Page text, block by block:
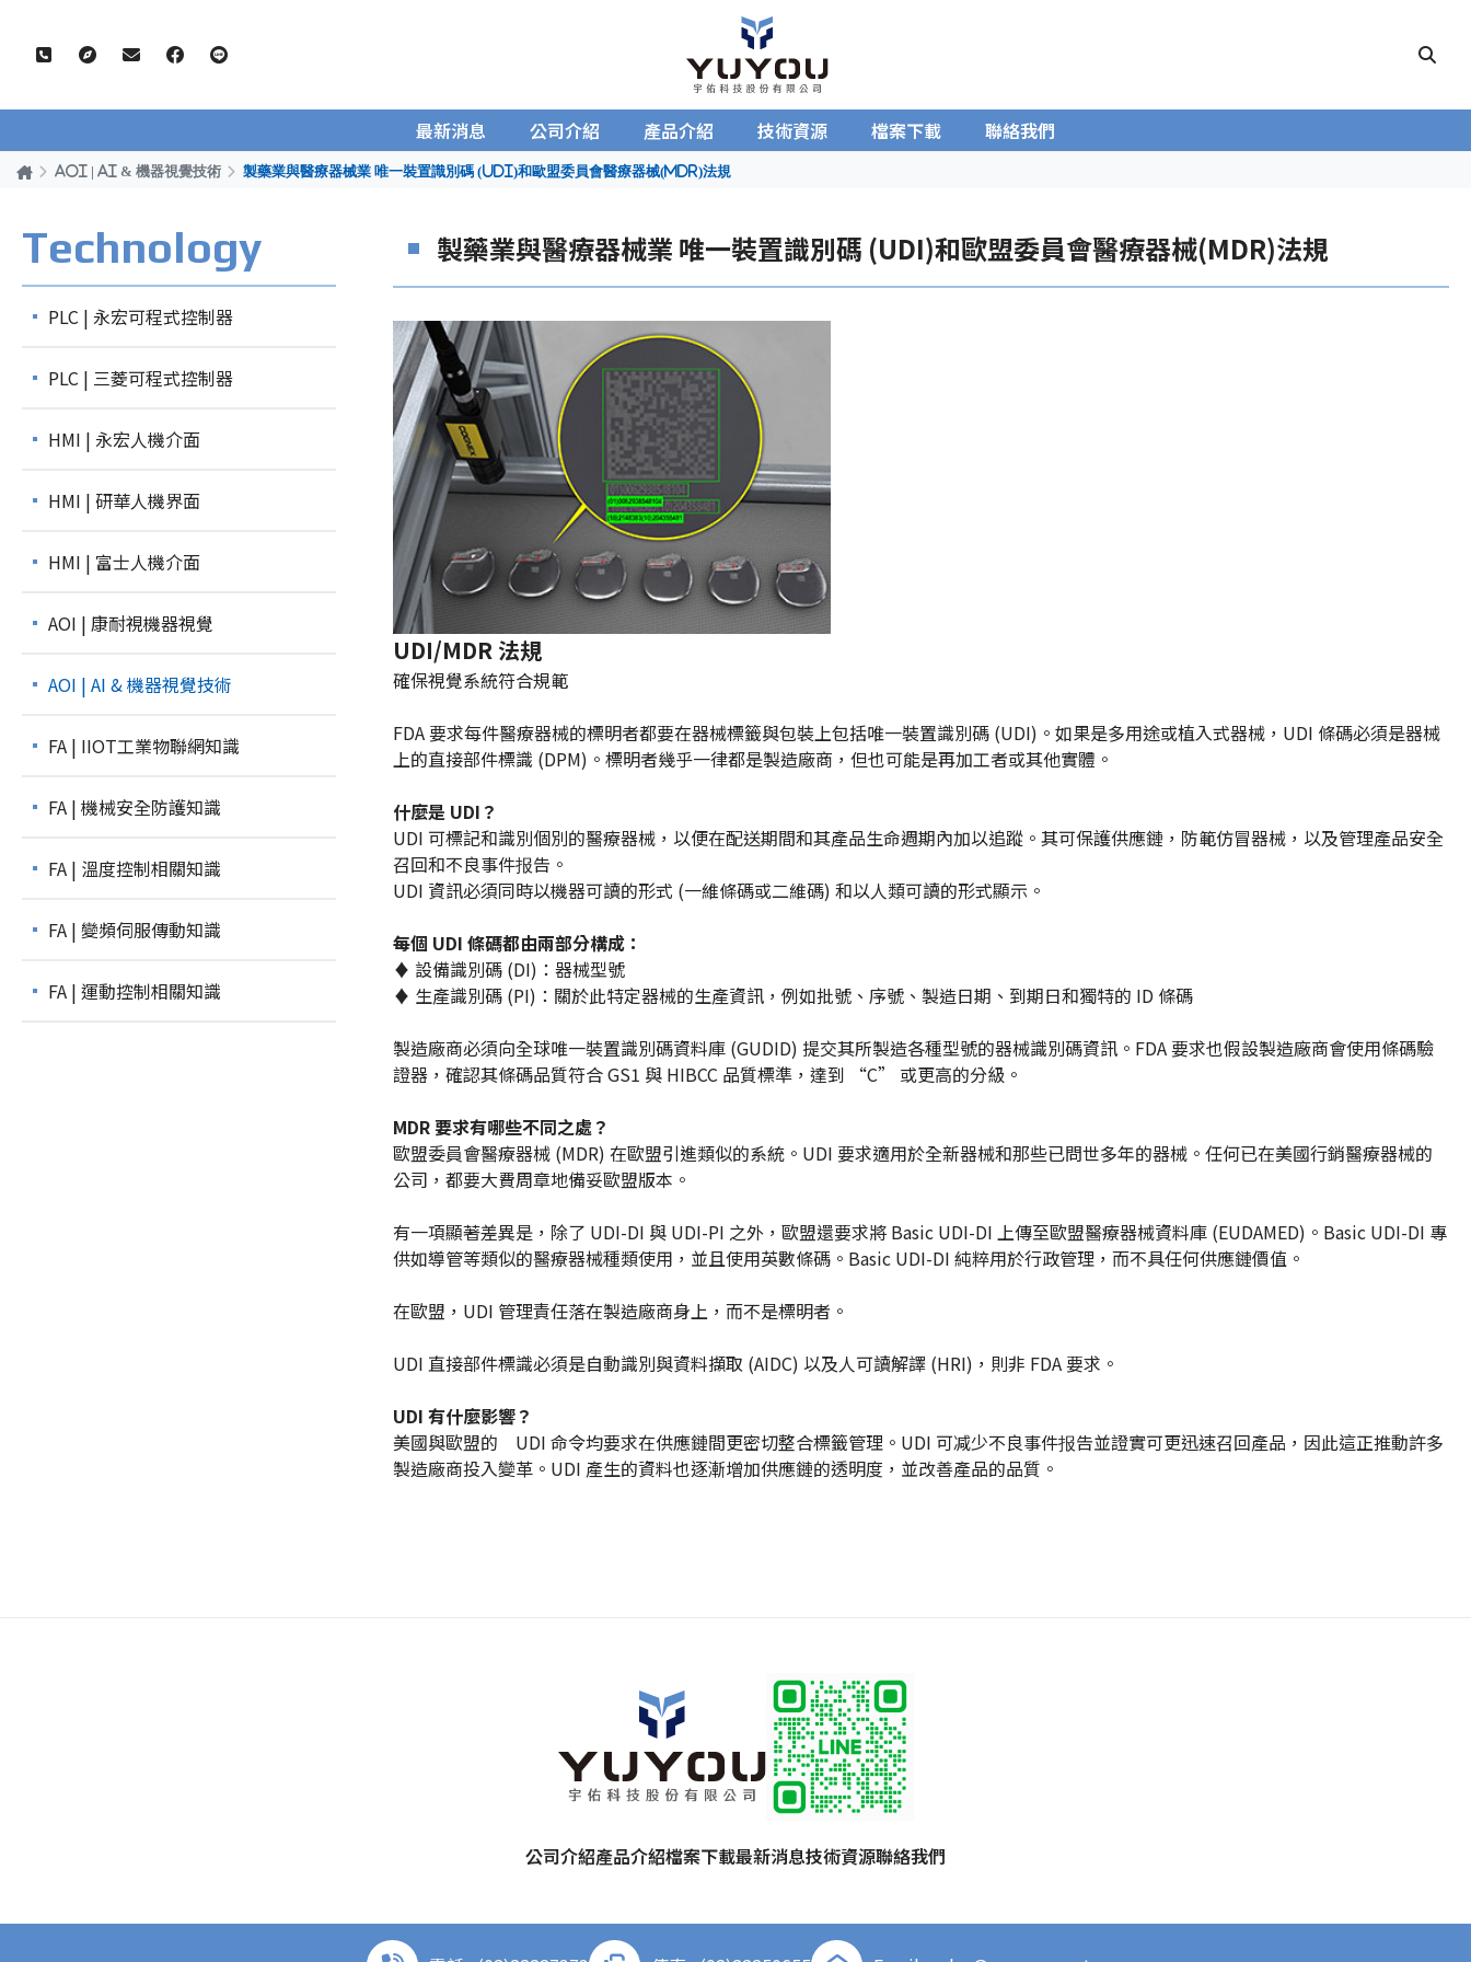
最新消息 公司介紹 產品介紹 技術資源 檔案下載 聯絡我們
AOI | AI & 機器視覺技術 製藥業與醫療器械業 唯一裝置識別碼 (UDI)和歐盟委員會醫療器械(MDR)法規
Technology
PLC | 永宏可程式控制器
PLC | 三菱可程式控制器
HMI | 永宏人機介面
HMI | 研華人機界面
HMI | 富士人機介面
AOI | 康耐視機器視覺
AOI | AI & 機器視覺技術
FA | IIOT工業物聯網知識
FA | 機械安全防護知識
FA | 溫度控制相關知識
FA | 變頻伺服傳動知識
FA | 運動控制相關知識
製藥業與醫療器械業 唯一裝置識別碼 (UDI)和歐盟委員會醫療器械(MDR)法規
UDI/MDR 法規
確保視覺系統符合規範
FDA 要求每件醫療器械的標明者都要在器械標籤與包裝上包括唯一裝置識別碼 (UDI)。如果是多用途或植入式器械，UDI 條碼必須是器械
上的直接部件標識 (DPM)。標明者幾乎一律都是製造廠商，但也可能是再加工者或其他實體。
什麼是 UDI？
UDI 可標記和識別個別的醫療器械，以便在配送期間和其產品生命週期內加以追蹤。其可保護供應鏈，防範仿冒器械，以及管理產品安全
召回和不良事件报告。
UDI 資訊必須同時以機器可讀的形式 (一維條碼或二維碼) 和以人類可讀的形式顯示。
每個 UDI 條碼都由兩部分構成：
♦ 設備識別碼 (DI)：器械型號
♦ 生產識別碼 (PI)：關於此特定器械的生產資訊，例如批號、序號、製造日期、到期日和獨特的 ID 條碼
製造廠商必須向全球唯一裝置識別碼資料庫 (GUDID) 提交其所製造各種型號的器械識別碼資訊。FDA 要求也假設製造廠商會使用條碼驗
證器，確認其條碼品質符合 GS1 與 HIBCC 品質標準，達到 “C” 或更高的分級。
MDR 要求有哪些不同之處？
歐盟委員會醫療器械 (MDR) 在歐盟引進類似的系統。UDI 要求適用於全新器械和那些已問世多年的器械。任何已在美國行銷醫療器械的
公司，都要大費周章地備妥歐盟版本。
有一項顯著差異是，除了 UDI-DI 與 UDI-PI 之外，歐盟還要求將 Basic UDI-DI 上傳至歐盟醫療器械資料庫 (EUDAMED)。Basic UDI-DI 專
供如導管等類似的醫療器械種類使用，並且使用英數條碼。Basic UDI-DI 純粹用於行政管理，而不具任何供應鏈價值。
在歐盟，UDI 管理責任落在製造廠商身上，而不是標明者。
UDI 直接部件標識必須是自動識別與資料擷取 (AIDC) 以及人可讀解譯 (HRI)，則非 FDA 要求。
UDI 有什麼影響？
美國與歐盟的 UDI 命令均要求在供應鏈間更密切整合標籤管理。UDI 可减少不良事件报告並證實可更迅速召回產品，因此這正推動許多
製造廠商投入變革。UDI 產生的資料也逐漸增加供應鏈的透明度，並改善產品的品質。
公司介紹產品介紹檔案下載最新消息技術資源聯絡我們